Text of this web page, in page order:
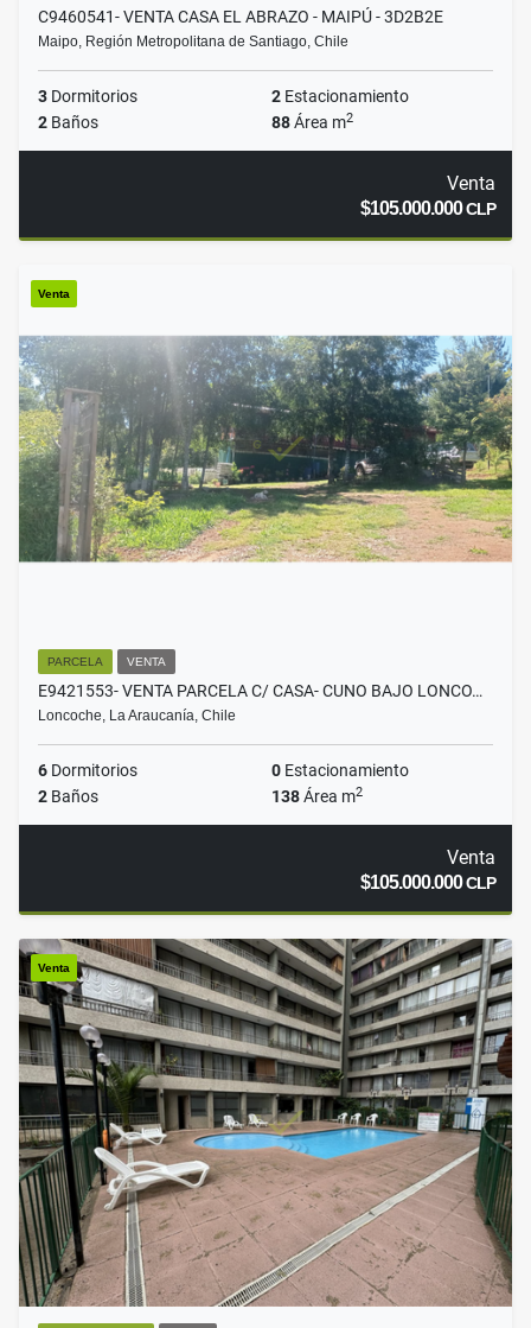
C9460541- VENTA CASA EL ABRAZO - MAIPÚ - 3D2B2E
Maipo, Región Metropolitana de Santiago, Chile
3 Dormitorios 2 Estacionamiento
2 Baños 88Área m2
Venta
$105.000.000CLP
Venta
PARCELA VENTA
E9421553- VENTA PARCELA C/ CASA- CUNO BAJO LONCO…
Loncoche, La Araucanía, Chile
6 Dormitorios 0 Estacionamiento
2 Baños 138Área m2
Venta
$105.000.000CLP
Venta